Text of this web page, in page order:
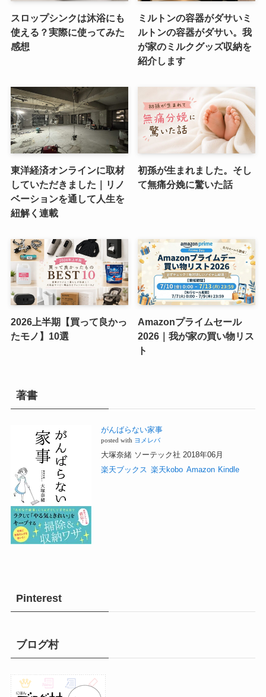
スロップシンクは沐浴にも
使える？実際に使ってみた
感想
ミルトンの容器がダサいミ
ルトンの容器がダサい。我
が家のミルクグッズ収納を
紹介します
東洋経済オンラインに取材
していただきました｜リノ
ベーションを通して人生を
紐解く連載
初孫が生まれました。そし
て無痛分娩に驚いた話
2026上半期【買って良かっ
たモノ】10選
Amazonプライムセール
2026｜我が家の買い物リス
ト
著書
がんばらない家事
posted with ヨメレバ
大塚奈緒 ソーテック社 2018年06月
楽天ブックス 楽天kobo Amazon Kindle
Pinterest
ブログ村